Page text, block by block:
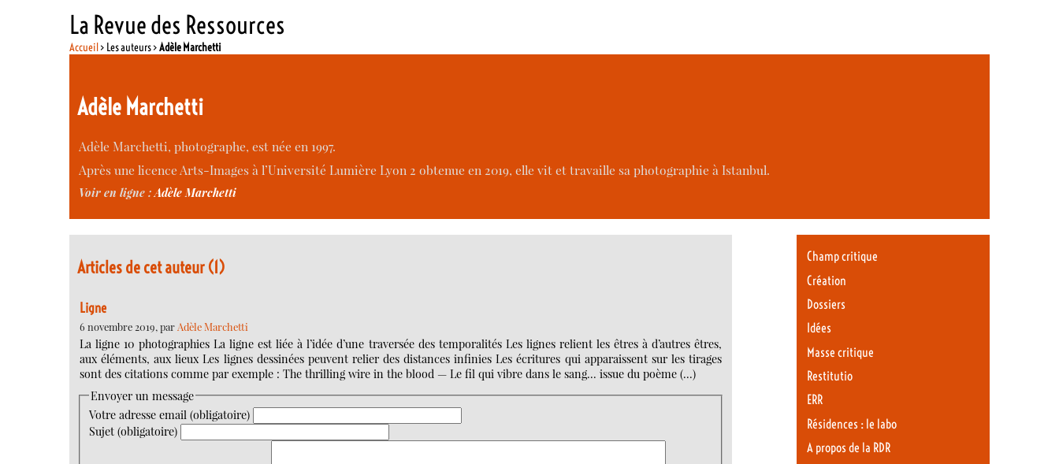
La Revue des Ressources
Accueil> Les auteurs >Adèle Marchetti
Adèle Marchetti
Adèle Marchetti, photographe, est née en 1997.
Après une licence Arts-Images à l’Université Lumière Lyon 2 obtenue en 2019, elle vit et travaille sa photographie à Istanbul.
Voir en ligne :Adèle Marchetti
Articles de cet auteur (1)
Ligne
6 novembre 2019, parAdèle Marchetti
La ligne 10 photographies La ligne est liée à l’idée d’une traversée des temporalités Les lignes relient les êtres à d’autres êtres,
aux éléments, aux lieux Les lignes dessinées peuvent relier des distances infinies Les écritures qui apparaissent sur les tirages
sont des citations comme par exemple : The thrilling wire in the blood — Le fil qui vibre dans le sang… issue du poème (…)
Envoyer un message
Votre adresse email (obligatoire)
Sujet (obligatoire)
Champ critique
Création
Dossiers
Idées
Masse critique
Restitutio
ERR
Résidences : le labo
A propos de la RDR